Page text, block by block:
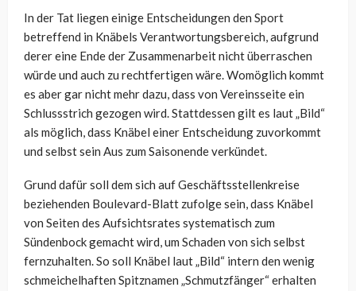
In der Tat liegen einige Entscheidungen den Sport
betreffend in Knäbels Verantwortungsbereich, aufgrund
derer eine Ende der Zusammenarbeit nicht überraschen
würde und auch zu rechtfertigen wäre. Womöglich kommt
es aber gar nicht mehr dazu, dass von Vereinsseite ein
Schlussstrich gezogen wird. Stattdessen gilt es laut „Bild“
als möglich, dass Knäbel einer Entscheidung zuvorkommt
und selbst sein Aus zum Saisonende verkündet.
Grund dafür soll dem sich auf Geschäftsstellenkreise
beziehenden Boulevard-Blatt zufolge sein, dass Knäbel
von Seiten des Aufsichtsrates systematisch zum
Sündenbock gemacht wird, um Schaden von sich selbst
fernzuhalten. So soll Knäbel laut „Bild“ intern den wenig
schmeichelhaften Spitznamen „Schmutzfänger“ erhalten